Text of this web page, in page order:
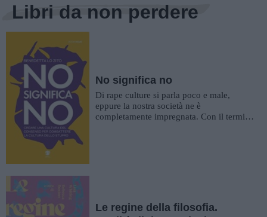
Libri da non perdere
No significa no
Di rape culture si parla poco e male,
eppure la nostra società ne è
completamente impregnata. Con il termine
Le regine della filosofia.